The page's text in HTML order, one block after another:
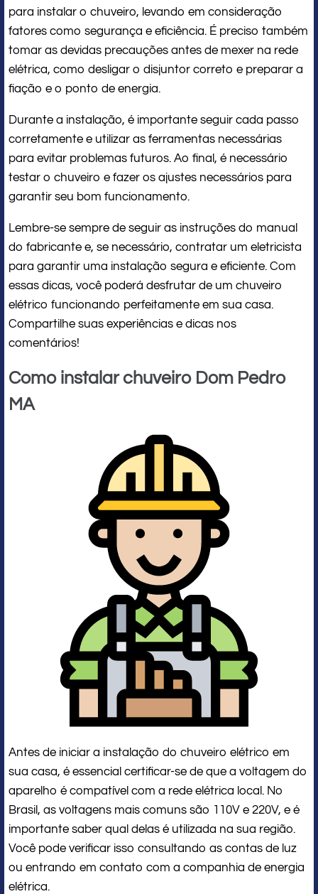
para instalar o chuveiro, levando em consideração
fatores como segurança e eficiência. É preciso também
tomar as devidas precauções antes de mexer na rede
elétrica, como desligar o disjuntor correto e preparar a
fiação e o ponto de energia.
Durante a instalação, é importante seguir cada passo
corretamente e utilizar as ferramentas necessárias
para evitar problemas futuros. Ao final, é necessário
testar o chuveiro e fazer os ajustes necessários para
garantir seu bom funcionamento.
Lembre-se sempre de seguir as instruções do manual
do fabricante e, se necessário, contratar um eletricista
para garantir uma instalação segura e eficiente. Com
essas dicas, você poderá desfrutar de um chuveiro
elétrico funcionando perfeitamente em sua casa.
Compartilhe suas experiências e dicas nos
comentários!
Como instalar chuveiro Dom Pedro
MA
Antes de iniciar a instalação do chuveiro elétrico em
sua casa, é essencial certificar-se de que a voltagem do
aparelho é compatível com a rede elétrica local. No
Brasil, as voltagens mais comuns são 110V e 220V, e é
importante saber qual delas é utilizada na sua região.
Você pode verificar isso consultando as contas de luz
ou entrando em contato com a companhia de energia
elétrica.